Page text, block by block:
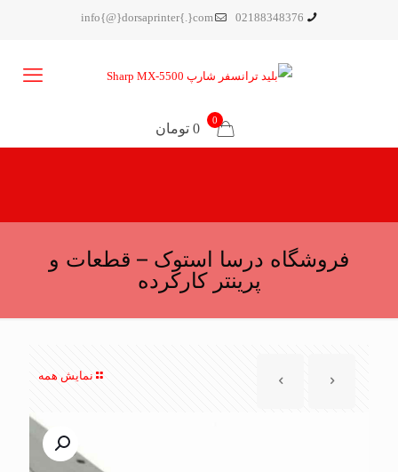
02188348376
info{@}dorsaprinter{.}com
0
0 تومان
فروشگاه درسا استوک – قطعات و
پرینتر کارکرده
نمایش همه